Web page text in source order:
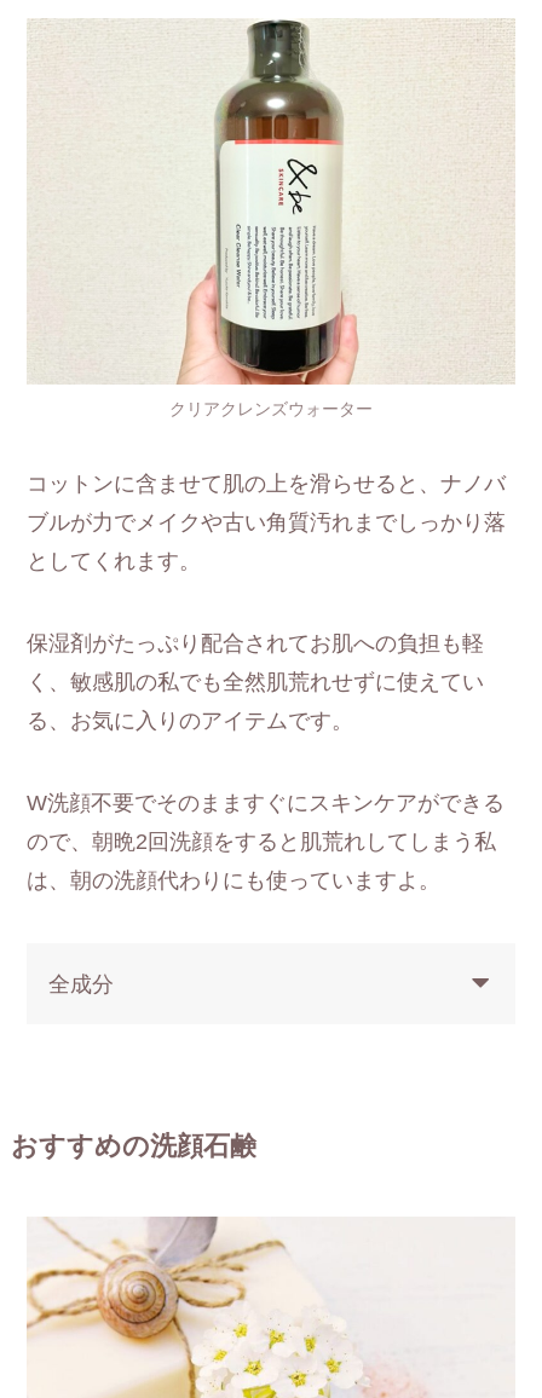
クリアクレンズウォーター
コットンに含ませて肌の上を滑らせると、ナノバ
ブルが力でメイクや古い角質汚れまでしっかり落
としてくれます。
保湿剤がたっぷり配合されてお肌への負担も軽
く、敏感肌の私でも全然肌荒れせずに使えてい
る、お気に入りのアイテムです。
W洗顔不要でそのまますぐにスキンケアができる
ので、朝晩2回洗顔をすると肌荒れしてしまう私
は、朝の洗顔代わりにも使っていますよ。
全成分
おすすめの洗顔石鹸